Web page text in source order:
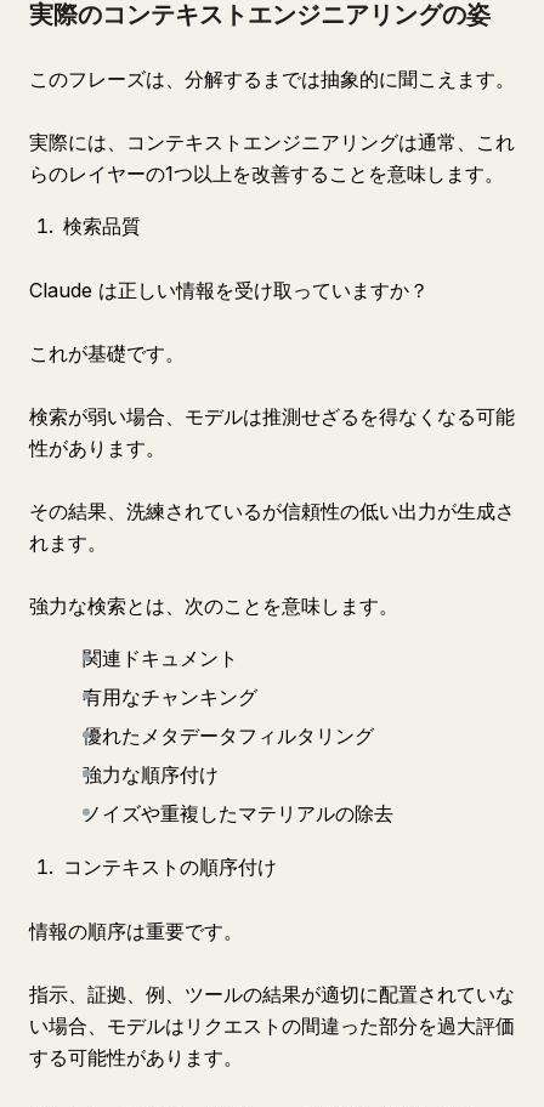
実際のコンテキストエンジニアリングの姿
このフレーズは、分解するまでは抽象的に聞こえます。
実際には、コンテキストエンジニアリングは通常、これ
らのレイヤーの1つ以上を改善することを意味します。
検索品質
Claude は正しい情報を受け取っていますか？
これが基礎です。
検索が弱い場合、モデルは推測せざるを得なくなる可能
性があります。
その結果、洗練されているが信頼性の低い出力が生成さ
れます。
強力な検索とは、次のことを意味します。
関連ドキュメント
有用なチャンキング
優れたメタデータフィルタリング
強力な順序付け
ノイズや重複したマテリアルの除去
コンテキストの順序付け
情報の順序は重要です。
指示、証拠、例、ツールの結果が適切に配置されていな
い場合、モデルはリクエストの間違った部分を過大評価
する可能性があります。